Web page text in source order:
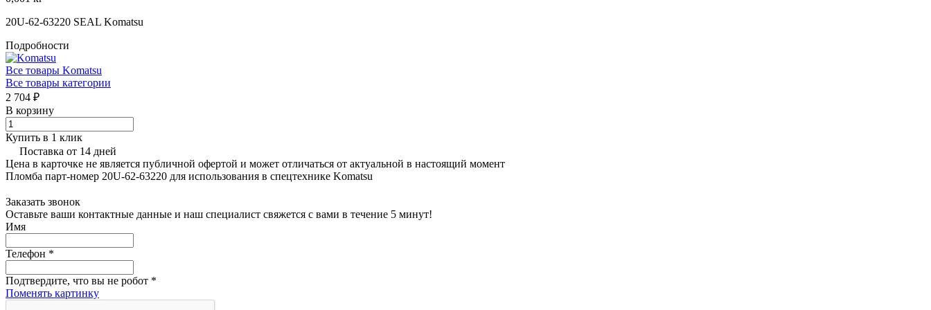
20U-62-63220 SEAL Komatsu
Подробности
Все товары Komatsu
Все товары категории
2 704 ₽
В корзину
Купить в 1 клик
Поставка от 14 дней
Цена в карточке не является публичной офертой и может отличаться от актуальной в настоящий момент
Пломба парт-номер 20U-62-63220 для использования в спецтехнике Komatsu
Заказать звонок
Оставьте ваши контактные данные и наш специалист свяжется с вами в течение 5 минут!
Имя
Телефон *
Подтвердите, что вы не робот *
Поменять картинку